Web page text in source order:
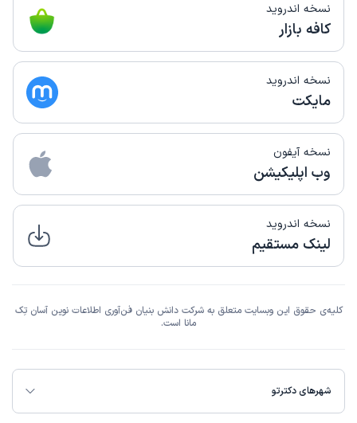
نسخه اندروید
کافه بازار
نسخه اندروید
مایکت
نسخه آیفون
وب اپلیکیشن
نسخه اندروید
لینک مستقیم
کلیه‌ی حقوق این وبسایت متعلق به شرکت دانش بنیان فن‌آوری اطلاعات نوین آسان تِک
مانا است.
شهرهای دکترتو